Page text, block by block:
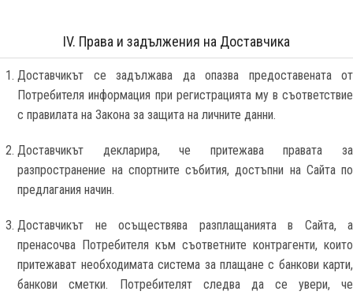
IV. Права и задължения на Доставчика
Доставчикът се задължава да опазва предоставената от
Потребителя информация при регистрацията му в съответствие
с правилата на Закона за защита на личните данни.
Доставчикът декларира, че притежава правата за
разпространение на спортните събития, достъпни на Сайта по
предлагания начин.
Доставчикът не осъществява разплащанията в Сайта, а
пренасочва Потребителя към съответните контрагенти, които
притежават необходимата система за плащане с банкови карти,
банкови сметки. Потребителят следва да се увери, че